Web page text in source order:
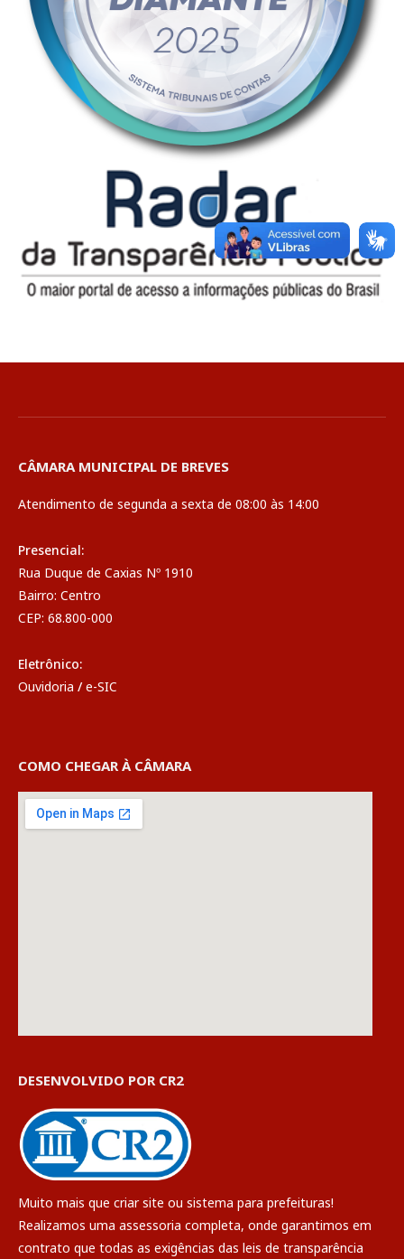
CÂMARA MUNICIPAL DE BREVES
Atendimento de segunda a sexta de 08:00 às 14:00
Presencial:
Rua Duque de Caxias Nº 1910
Bairro: Centro
CEP: 68.800-000
Eletrônico:
Ouvidoria / e-SIC
COMO CHEGAR À CÂMARA
DESENVOLVIDO POR CR2
Muito mais que criar site ou sistema para prefeituras!
Realizamos uma assessoria completa, onde garantimos em
contrato que todas as exigências das leis de transparência